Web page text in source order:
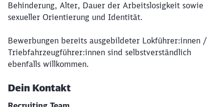
Behinderung, Alter, Dauer der Arbeitslosigkeit sowie
sexueller Orientierung und Identität.
Bewerbungen bereits ausgebildeter Lokführer:innen /
Triebfahrzeugführer:innen sind selbstverständlich
ebenfalls willkommen.
Dein Kontakt